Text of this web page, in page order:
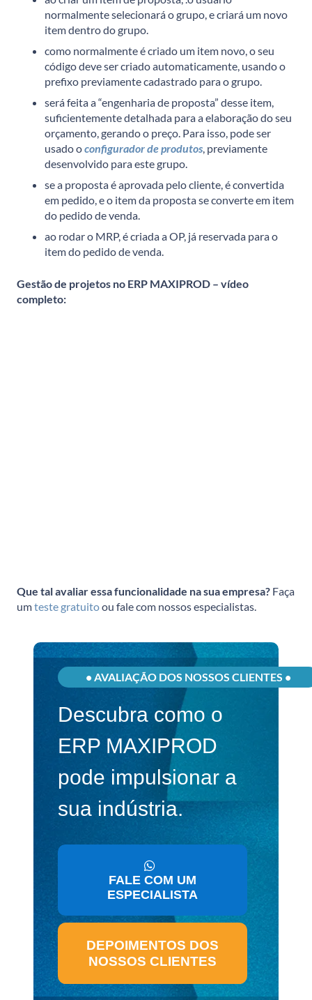
normalmente selecionará o grupo, e criará um novo
item dentro do grupo.
como normalmente é criado um item novo, o seu
código deve ser criado automaticamente, usando o
prefixo previamente cadastrado para o grupo.
será feita a “engenharia de proposta” desse item,
suficientemente detalhada para a elaboração do seu
orçamento, gerando o preço. Para isso, pode ser
usado oconfigurador de produtos , previamente
desenvolvido para este grupo.
se a proposta é aprovada pelo cliente, é convertida
em pedido, e o item da proposta se converte em item
do pedido de venda.
ao rodar o MRP, é criada a OP, já reservada para o
item do pedido de venda.
Gestão de projetos no ERP MAXIPROD – vídeo
completo:
Que tal avaliar essa funcionalidade na sua empresa? Faça
umteste gratuitoou fale com nossos especialistas.
• AVALIAÇÃO DOS NOSSOS CLIENTES •
Descubra como o
ERP MAXIPROD
pode impulsionar a
sua indústria.
FALE COM UM
ESPECIALISTA
DEPOIMENTOS DOS
NOSSOS CLIENTES